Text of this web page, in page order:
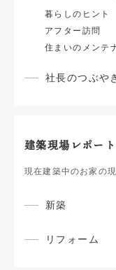
暮らしのヒント
アフター訪問
住まいのメンテ
社長のつぶや
建築現場レポート
現在建築中のお家の
新築
リフォーム